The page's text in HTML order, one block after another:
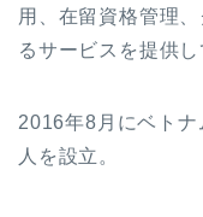
用、在留資格管理
るサービスを提供し
2016年8月にベトナ
人を設立。